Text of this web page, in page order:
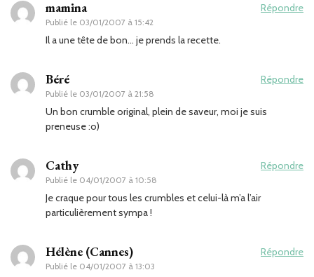
mamina
Publié le 03/01/2007 à 15:42
Répondre
Il a une tête de bon… je prends la recette.
Béré
Publié le 03/01/2007 à 21:58
Répondre
Un bon crumble original, plein de saveur, moi je suis
preneuse :o)
Cathy
Publié le 04/01/2007 à 10:58
Répondre
Je craque pour tous les crumbles et celui-là m’a l’air
particulièrement sympa !
Hélène (Cannes)
Publié le 04/01/2007 à 13:03
Répondre